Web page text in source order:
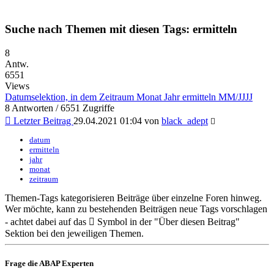
Suche nach Themen mit diesen Tags: ermitteln
8
Antw.
6551
Views
Datumselektion, in dem Zeitraum Monat Jahr ermitteln MM/JJJJ
8 Antworten / 6551 Zugriffe
Letzter Beitrag 29.04.2021 01:04 von black_adept
datum
ermitteln
jahr
monat
zeitraum
Themen-Tags kategorisieren Beiträge über einzelne Foren hinweg.
Wer möchte, kann zu bestehenden Beiträgen neue Tags vorschlagen
- achtet dabei auf das
Symbol in der "Über diesen Beitrag"
Sektion bei den jeweiligen Themen.
Frage die ABAP Experten